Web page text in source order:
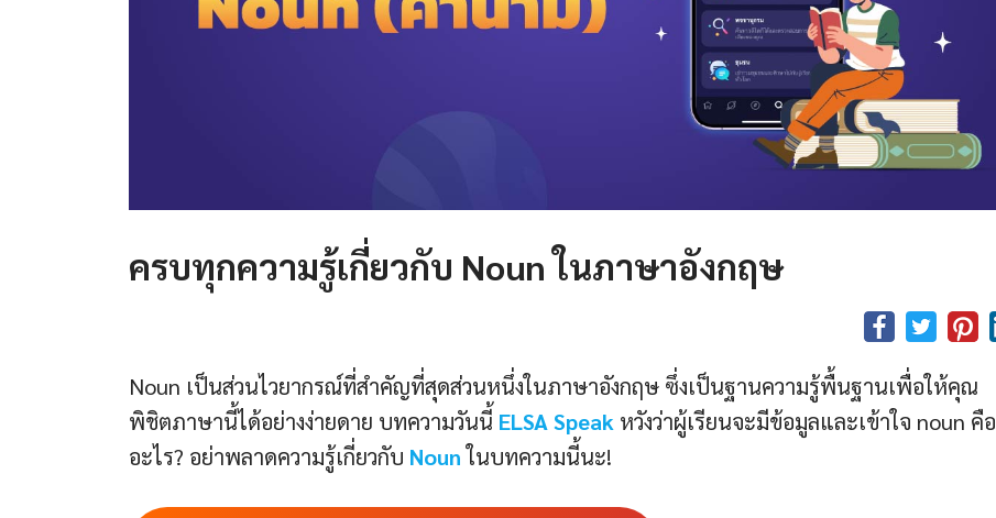
ครบทุกความรู้เกี่ยวกับ Noun ในภาษาอังกฤษ
Noun เป็นส่วนไวยากรณ์ที่สำคัญที่สุดส่วนหนึ่งในภาษาอังกฤษ ซึ่งเป็นฐานความรู้พื้นฐานเพื่อให้คุณ
พิชิตภาษานี้ได้อย่างง่ายดาย บทความวันนี้ ELSA Speak หวังว่าผู้เรียนจะมีข้อมูลและเข้าใจ noun คือ
อะไร? อย่าพลาดความรู้เกี่ยวกับ Noun ในบทความนี้นะ!